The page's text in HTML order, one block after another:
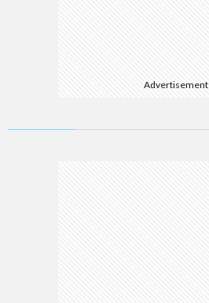
Advertisement